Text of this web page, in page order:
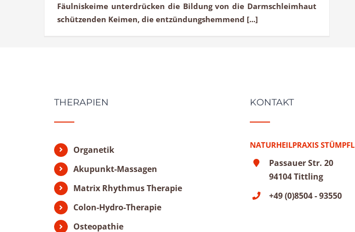
Fäulniskeime unterdrücken die Bildung von die Darmschleimhaut
schützenden Keimen, die entzündungshemmend [...]
THERAPIEN
Organetik
Akupunkt-Massagen
Matrix Rhythmus Therapie
Colon-Hydro-Therapie
Osteopathie
KONTAKT
NATURHEILPRAXIS STÜMPFL
Passauer Str. 20
94104 Tittling
+49 (0)8504 - 93550